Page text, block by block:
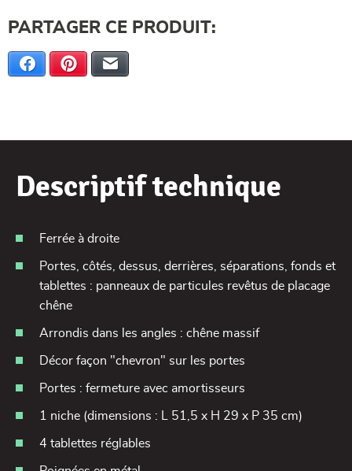
PARTAGER CE PRODUIT:
Facebook Pinterest
Descriptif technique
Ferrée à droite
Portes, côtés, dessus, derrières, séparations, fonds et
tablettes : panneaux de particules revêtus de placage
chêne
Arrondis dans les angles : chêne massif
Décor façon "chevron" sur les portes
Portes : fermeture avec amortisseurs
1 niche (dimensions : L 51,5 x H 29 x P 35 cm)
4 tablettes réglables